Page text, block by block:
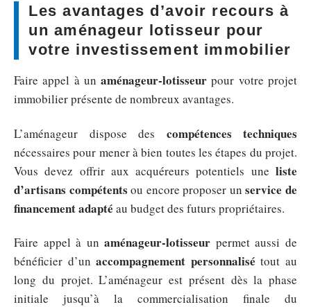
Les avantages d’avoir recours à
un aménageur lotisseur pour
votre investissement immobilier
Faire appel à unaménageur-lotisseur pour votre projet
immobilier présente de nombreux avantages.
L’aménageur dispose des compétences techniques
nécessaires pour mener à bien toutes les étapes du projet.
Vous devez offrir aux acquéreurs potentiels une liste
d’artisans compétents ou encore proposer unservice de
financement adapté au budget des futurs propriétaires.
Faire appel à unaménageur-lotisseur permet aussi de
bénéficier d’unaccompagnement personnalisé tout au
long du projet. L’aménageur est présent dès la phase
initiale jusqu’à la commercialisation finale du